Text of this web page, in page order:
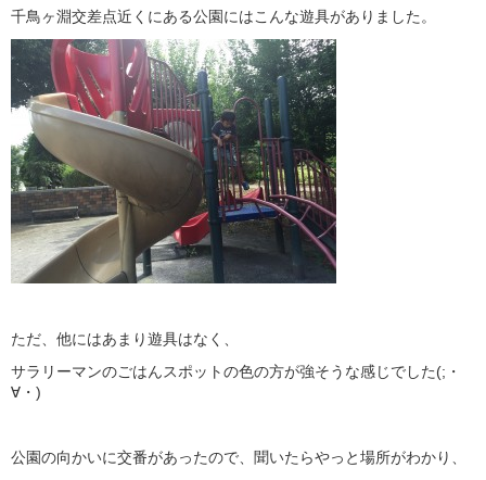
千鳥ヶ淵交差点近くにある公園にはこんな遊具がありました。
ただ、他にはあまり遊具はなく、
サラリーマンのごはんスポットの色の方が強そうな感じでした(;・
∀・)
公園の向かいに交番があったので、聞いたらやっと場所がわかり、